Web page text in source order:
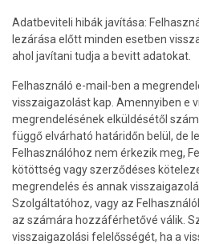
Adatbeviteli hibák javítása:
lezárása előtt minden esetben
ahol javítani tudja a bevitt adatokat.
Felhasználó e-mail-ben a
visszaigazolást kap. Amennyiben e
megrendelésének elküldésétől
függő elvárható határidőn belül, de
Felhasználóhoz nem érkezik meg,
kötöttség vagy szerződéses
megrendelés és annak
Szolgáltatóhoz, vagy az
az számára hozzáférhetővé válik.
visszaigazolási felelősségét, ha a